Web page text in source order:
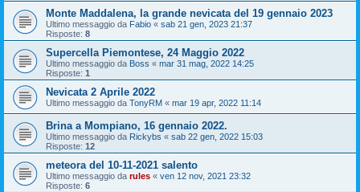
Monte Maddalena, la grande nevicata del 19 gennaio 2023
Ultimo messaggio da Fabio « sab 21 gen, 2023 21:37
Risposte: 8
Supercella Piemontese, 24 Maggio 2022
Ultimo messaggio da Boss « mar 31 mag, 2022 14:25
Risposte: 1
Nevicata 2 Aprile 2022
Ultimo messaggio da TonyRM « mar 19 apr, 2022 11:14
Brina a Mompiano, 16 gennaio 2022.
Ultimo messaggio da Rickybs « sab 22 gen, 2022 15:03
Risposte: 12
meteora del 10-11-2021 salento
Ultimo messaggio da rules « ven 12 nov, 2021 23:32
Risposte: 6